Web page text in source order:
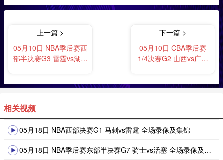
上一篇 >
05月10日 NBA季后赛西
部半决赛G3 雷霆vs湖人
下一篇 >
05月10日 CBA季后赛
1/4决赛G2 山西vs广厦
相关视频
05月18日 NBA西部决赛G1 马刺vs雷霆 全场录像及集锦
05月18日 NBA季后赛东部半决赛G7 骑士vs活塞 全场录像及集锦